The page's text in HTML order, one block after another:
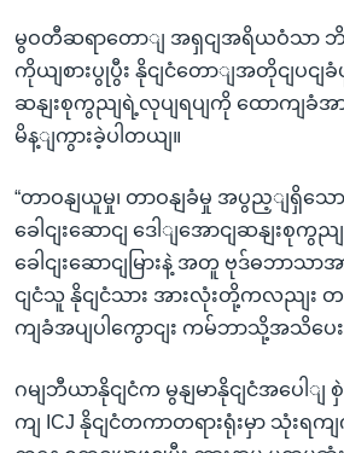
မွဝတီဆရာတောျ အရှငျအရိယဝံသာ
ကိုယျစားပွုပွီး နိုငျငံတောျအတိုငျပငျခံ
ဆနျးစုကွညျရဲ့လုပျရပျကို ထောကျခံအာ
မိန့ျကွားခဲ့ပါတယျ။
“တာဝနျယူမှု၊ တာဝနျခံမှု အပွည့ျရှိသေ
ခေါငျးဆောငျ ဒေါျအောငျဆနျးစု
ခေါငျးဆောငျမြားနဲ့ အတူ ဗုဒ်ဓဘာ
ငျငံသူ နိုငျငံသား အားလုံးတို့ကလညျး
ကျခံအပျပါကွောငျး ကမ်ဘာသို့အသိပေး
ဂမျဘီယာနိုငျငံက မွနျမာနိုငျငံအပေ
ကျ ICJ နိုငျငံတကာတရားရုံးမှာ သုံးရက